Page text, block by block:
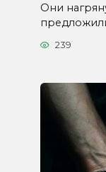
Они
239